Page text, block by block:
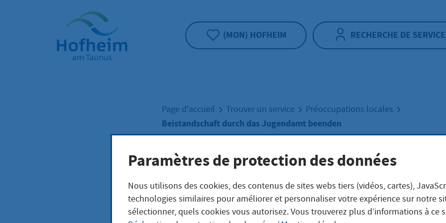
Accueil"
(MON) HOFHEIM RECHERCHE DE
Page d'accueil Trouver un service Préoccupations locales
Beistandschaft durch das Jugendamt beenden
Beistandschaft
Jugendamt beenden
Paramètres de protection des données
Nous utilisons des cookies, des contenus de sites webs tiers (vidéos, cartes),
technologies similaires pour améliorer et personnaliser votre expérience sur notre
sélectionner, quels cookies vous autorisez. Vous trouverez plus d’informations à ce